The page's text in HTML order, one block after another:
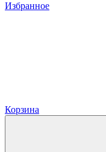
Избранное
Корзина